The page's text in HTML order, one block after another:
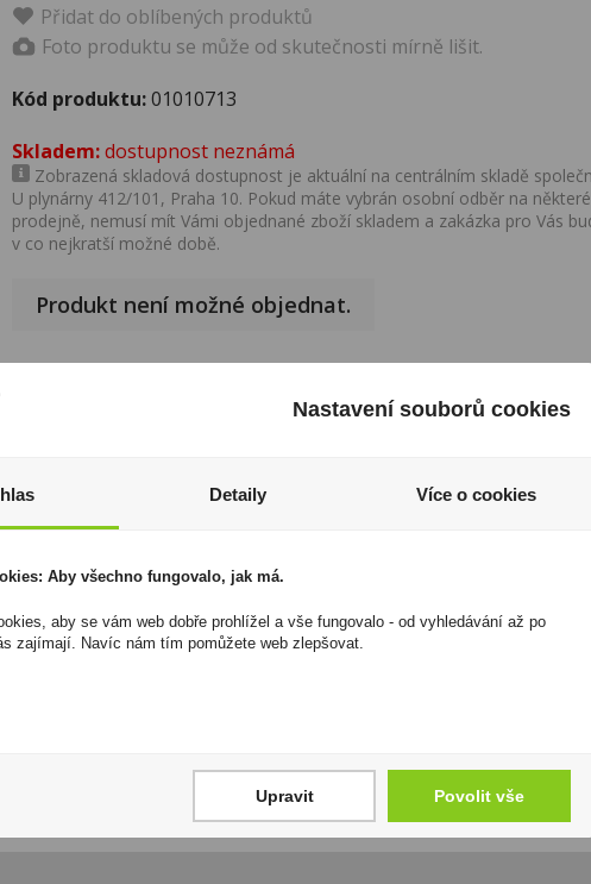
Přidat do oblíbených produktů
Foto produktu se může od skutečnosti mírně lišit.
Kód produktu:01010713
Skladem:dostupnost neznámá
Zobrazená skladová dostupnost je aktuální na centrálním skladě
U plynárny 412/101, Praha 10. Pokud máte vybrán osobní odběr na
prodejně, nemusí mít Vámi objednané zboží skladem a zakázka pro Vás
v co nejkratší možné době.
Produkt není možné objednat.
Značka:
I přesto, že jsou informace o výrobcích pravidelně aktualizovány,
odpovědnost za jakékoliv nesprávné informace. To však nemá vliv na Vaše
zákona. Tyto informace jsou podávány pouze pro osobní použití a
kopírovány bez předchozího souhlasu DonPealo ani bez řádného uvedení
6:00 – 15:30 hod
Zde se můžete
neunikne Vám žádná
Nastavení souborů cookies
Detaily Více o cookies
Aby všechno fungovalo, jak má.
aby se vám web dobře prohlížel a vše fungovalo - od vyhledávání až po
zajímají. Navíc nám tím pomůžete web zlepšovat.
Upravit Povolit vše